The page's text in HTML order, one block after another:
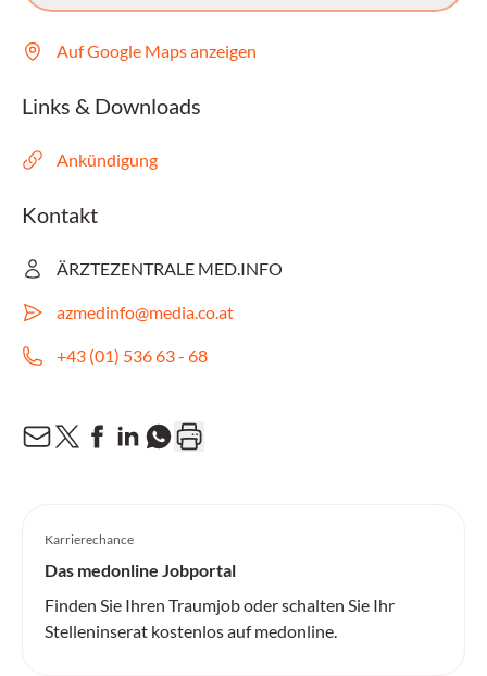
Auf Google Maps anzeigen
Links & Downloads
Ankündigung
Kontakt
ÄRZTEZENTRALE MED.INFO
azmedinfo@media.co.at
+43 (01) 536 63 - 68
Karrierechance
Das medonline Jobportal
Finden Sie Ihren Traumjob oder schalten Sie Ihr
Stelleninserat kostenlos auf medonline.